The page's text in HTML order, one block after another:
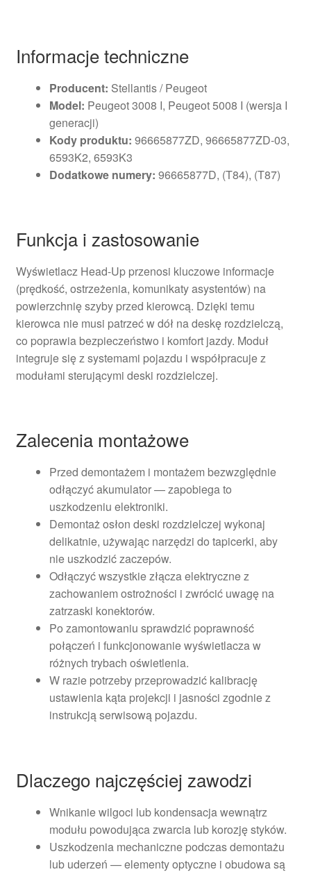
Informacje techniczne
Producent: Stellantis / Peugeot
Model: Peugeot 3008 I, Peugeot 5008 I (wersja I
generacji)
Kody produktu: 96665877ZD, 96665877ZD-03,
6593K2, 6593K3
Dodatkowe numery: 96665877D, (T84), (T87)
Funkcja i zastosowanie
Wyświetlacz Head-Up przenosi kluczowe informacje
(prędkość, ostrzeżenia, komunikaty asystentów) na
powierzchnię szyby przed kierowcą. Dzięki temu
kierowca nie musi patrzeć w dół na deskę rozdzielczą,
co poprawia bezpieczeństwo i komfort jazdy. Moduł
integruje się z systemami pojazdu i współpracuje z
modułami sterującymi deski rozdzielczej.
Zalecenia montażowe
Przed demontażem i montażem bezwzględnie
odłączyć akumulator — zapobiega to
uszkodzeniu elektroniki.
Demontaż osłon deski rozdzielczej wykonaj
delikatnie, używając narzędzi do tapicerki, aby
nie uszkodzić zaczepów.
Odłączyć wszystkie złącza elektryczne z
zachowaniem ostrożności i zwrócić uwagę na
zatrzaski konektorów.
Po zamontowaniu sprawdzić poprawność
połączeń i funkcjonowanie wyświetlacza w
różnych trybach oświetlenia.
W razie potrzeby przeprowadzić kalibrację
ustawienia kąta projekcji i jasności zgodnie z
instrukcją serwisową pojazdu.
Dlaczego najczęściej zawodzi
Wnikanie wilgoci lub kondensacja wewnątrz
modułu powodująca zwarcia lub korozję styków.
Uszkodzenia mechaniczne podczas demontażu
lub uderzeń — elementy optyczne i obudowa są